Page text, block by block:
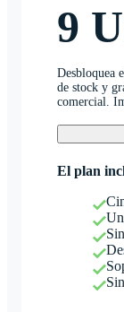
9
Desbloquea
de stock y
comercial.
El plan